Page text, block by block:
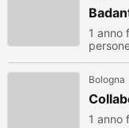
1 anno
Bologna
1 anno